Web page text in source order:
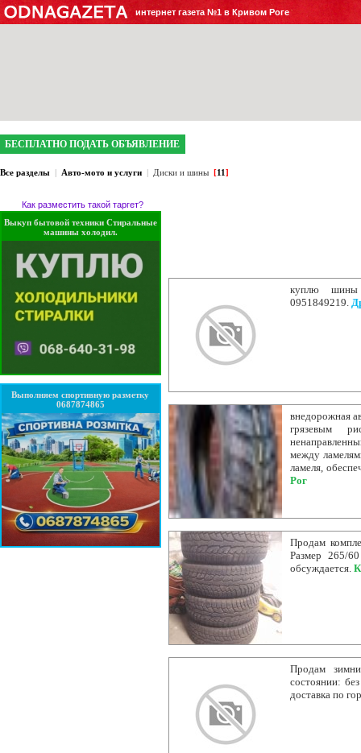
интернет газета №1 в Кривом Роге
БЕСПЛАТНО ПОДАТЬ ОБЪЯВЛЕНИЕ
Все разделы | Авто-мото и услуги | Диски и шины [11]
Как разместить такой таргет?
Выкуп бытовой техники Стиральные
машины холодил.
Выполняем спортивную разметку
0687874865
куплю шины
0951849219.
внедорожная
грязевым
между
ламеля,
Рог
Продам
Размер 265/
обсуждается.
Продам
состоянии:
доставка по